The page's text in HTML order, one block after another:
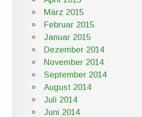
März 2015
Februar 2015
Januar 2015
Dezember 2014
November 2014
September 2014
August 2014
Juli 2014
Juni 2014